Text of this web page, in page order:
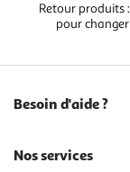
Retour produits
pour changer
Besoin d'aide ?
Nos services